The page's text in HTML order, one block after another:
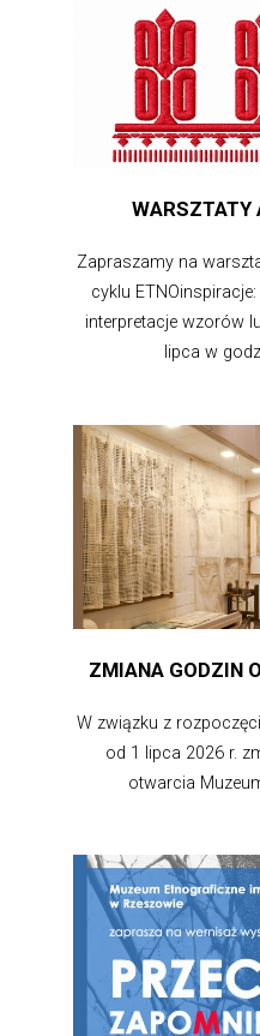
WARSZTATY
Zapraszamy na
cyklu
interpretacje wzorów
lipca w
ZMIANA GODZIN
W związku z
od 1 lipca 2026 r.
otwarcia